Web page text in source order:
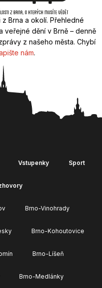
z Brna a okolí. Přehledné
veřejné dění v Brně – denně
z našeho města. Chybí
nám.
Vstupenky Sport
Brno-Vinohrady
Brno-Kohoutovice
Brno-Líšeň
Brno-Medlánky